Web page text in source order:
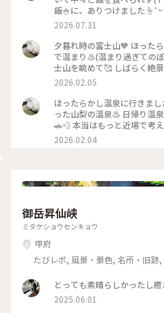
飯🍚に、ありつけました
ˆ~ˆ 、 脚気石稲荷神社⛩️か
♨️です⛰️ 、 普段は吉田のう
のチキンカレー🍛にしまし
い😋 、 甲府盆地の絶景を、
しかったです☆*:.｡.
絶景 #新屋山神社 #ことりっ
社#ほったらかし温泉#チキン
2026.07.31
夕暮れ時の富士山🧡 ほった
で温まり♨️(温まり過ぎての
士山を眺めて🥰 しばらく絶
めの様にお風呂上がりには
ます🥚🍦 その中でも朝の卵
日と卵かけご飯も楽しみた
少し下った場所の フルーツ
らされて西側がオレンジ色
ます🧡 帰り道山梨市駅を通
甲府市の山梨でした🍇 #開運旅 #ことりっぷと一緒 #ことり
2026.02.05
ほったらかし温泉に行きま
った山梨の温泉♨️ 日帰り温
🚗💨 本当はもっと近場で考
山がめっちゃ綺麗に見えて
り、、🤭 山道を登って辿り
ぬるめの露天風呂からは… 目
しばらく 休んでました🥵で
こっちの湯はメンテナンス中
♨️ 女性客は少なく広い湯船
風呂が有名なこの温泉♨️ い
いな〜 ※露天の写真はネットからです
一緒 #ほったらかし温泉#あっちの湯#こっちの湯 #富士山#朝
風呂#朝日 #絶景#山梨市#笛
2026.02.04
御岳昇仙峡
ミタケショウセンキョウ
甲府
たびレポ, 風景・景色, 名所・旧跡
とっても素晴らしかったし
2025.06.01